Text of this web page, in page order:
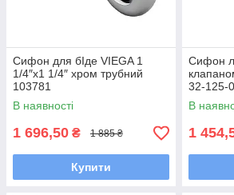
Сифон для бІде VIEGA 1
1/4″х1 1/4″ хром трубний
103781
В наявності
1 696,50 ₴ 1 885 ₴
Купити
Сифон
32-125-
В
1